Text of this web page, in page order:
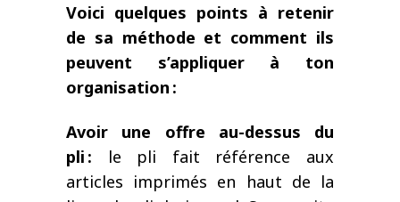
Voici quelques points à retenir
de sa méthode et comment ils
peuvent s’appliquerà ton
organisation :
Avoir une offre au-dessus du
pli : le pli fait référence aux
articles imprimés en haut de la